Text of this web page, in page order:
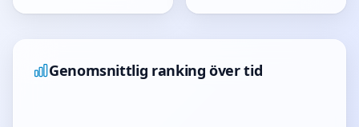
Genomsnittlig ranking över tid